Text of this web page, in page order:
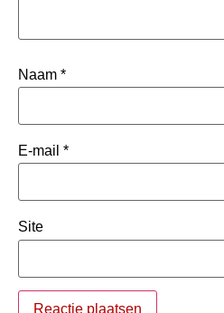
Naam *
E-mail *
Site